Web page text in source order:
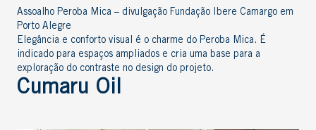
Assoalho Peroba Mica – divulgação Fundação Ibere Camargo em
Porto Alegre
Elegância e conforto visual é o charme do Peroba Mica. É
indicado para espaços ampliados e cria uma base para a
exploração do contraste no design do projeto.
Cumaru Oil